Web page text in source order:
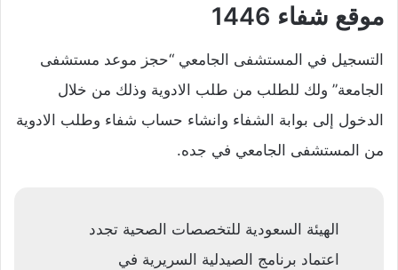
موقع شفاء 1446
التسجيل في المستشفى الجامعي “حجز موعد مستشفى
الجامعة” ولك للطلب من طلب الادوية وذلك من خلال
الدخول إلى بوابة الشفاء وانشاء حساب شفاء وطلب الادوية
من المستشفى الجامعي في جده.
الهيئة السعودية للتخصصات الصحية تجدد
اعتماد برنامج الصيدلية السريرية في